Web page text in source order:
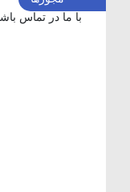
با ما در تماس باشید